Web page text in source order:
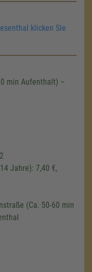
klicken Sie
min Aufenthalt) –
Jahre): 7,40 €,
(Ca. 50-60 min